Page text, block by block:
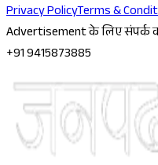
Privacy PolicyTerms &
Advertisement के लिए संपर्क
+91 9415873885